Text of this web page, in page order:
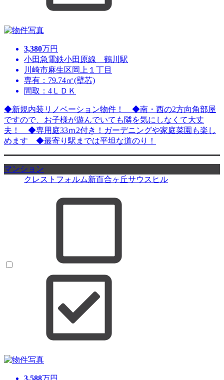
3,380万円
小田急電鉄小田原線 鶴川駅
川崎市麻生区岡上１丁目
専有：79.74㎡(壁芯)
間取：4ＬＤＫ
◆新規内装リノベーション物件！ ◆南・西の2方向角部屋
ですので、お子様が遊んでいても隣を気にしなくて大丈
夫！ ◆専用庭33ｍ2付き！ガーデニングや家庭菜園も楽し
めます ◆最寄り駅までは平坦な道のり！
マンション
クレストフォルム新百合ヶ丘サウスヒル
3,588万円